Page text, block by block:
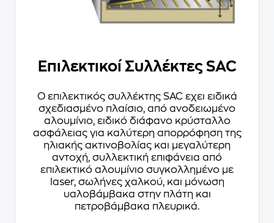
Επιλεκτικοί Συλλέκτες SAC
O επιλεκτικός συλλέκτης SAC εχει ειδικά
σχεδιασμένο πλαίσιο, από ανοδειωμένο
αλουμίνιο, ειδικό διάφανο κρύσταλλο
ασφάλειας για καλύτερη απορρόφηση της
ηλιακής ακτινοβολίας και μεγαλύτερη
αντοχή, συλλεκτική επιφάνεια από
επιλεκτικό αλουμίνιο συγκολλημένο με
laser, σωλήνες χαλκού, και μόνωση
υαλοβάμβακα στην πλάτη και
πετροβάμβακα πλευρικά.